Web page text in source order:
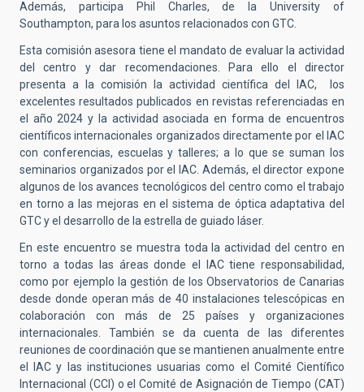
Además, participa Phil Charles, de la University of
Southampton, para los asuntos relacionados con GTC.
Esta comisión asesora tiene el mandato de evaluar la actividad
del centro y dar recomendaciones. Para ello el director
presenta a la comisión la actividad científica del IAC, los
excelentes resultados publicados en revistas referenciadas en
el año 2024 y la actividad asociada en forma de encuentros
científicos internacionales organizados directamente por el IAC
con conferencias, escuelas y talleres; a lo que se suman los
seminarios organizados por el IAC. Además, el director expone
algunos de los avances tecnológicos del centro como el trabajo
en torno a las mejoras en el sistema de óptica adaptativa del
GTC y el desarrollo de la estrella de guiado láser.
En este encuentro se muestra toda la actividad del centro en
torno a todas las áreas donde el IAC tiene responsabilidad,
como por ejemplo la gestión de los Observatorios de Canarias
desde donde operan más de 40 instalaciones telescópicas en
colaboración con más de 25 países y organizaciones
internacionales. También se da cuenta de las diferentes
reuniones de coordinación que se mantienen anualmente entre
el IAC y las instituciones usuarias como el Comité Científico
Internacional (CCI) o el Comité de Asignación de Tiempo (CAT)